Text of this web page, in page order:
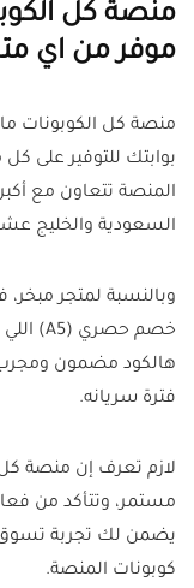
منصة كل
موفر من اي
منصة كل الكوبونات
بوابتك للتوفير على
المنصة تتعاون مع
السعودية والخليج
وبالنسبة لمتجر
هالكود مضمون
فترة سريانه.
لازم تعرف إن منصة
مستمر، وتتأكد من
يضمن لك تجربة تسوق
كوبونات المنصة.